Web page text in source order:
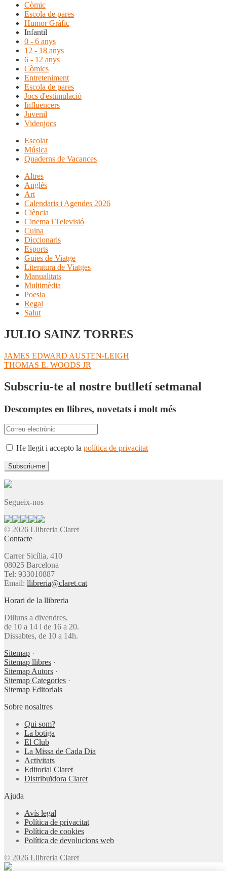
Còmic
Escola de pares
Humor Gràfic
Infantil
0 - 6 anys
12 - 18 anys
6 - 12 anys
Còmics
Entreteniment
Escola de pares
Jocs d'estimulació
Influencers
Juvenil
Videojocs
Escolar
Música
Quaderns de Vacances
Altres
Anglès
Art
Calendaris i Agendes 2026
Ciència
Cinema i Televisió
Cuina
Diccionaris
Esports
Guies de Viatge
Literatura de Viatges
Manualitats
Multimèdia
Poesia
Regal
Salut
JULIO SAINZ TORRES
Navegació
d'entrades
Entrada
anterior:
JAMES EDWARD AUSTEN-LEIGH
Pròxima
THOMAS E. WOODS JR
Subscriu-te al nostre butlletí setmanal
Descomptes en llibres, novetats i molt més
He llegit i accepto la política de privacitat
Segueix-nos
© 2026 Llibreria Claret
Contacte
Carrer Sicília, 410
08025 Barcelona
Tel: 933010887
Email: llibreria@claret.cat
Horari de la llibreria
Dilluns a divendres,
de 10 a 14 i de 16 a 20.
Dissabtes, de 10 a 14h.
Sitemap ·
Sitemap llibres ·
Sitemap Autors ·
Sitemap Categories ·
Sitemap Editorials
Sobre nosaltres
Qui som?
La botiga
El Club
La Missa de Cada Dia
Activitats
Editorial Claret
Distribuïdora Claret
Ajuda
Avís legal
Política de privacitat
Política de cookies
Política de devolucions web
© 2026 Llibreria Claret